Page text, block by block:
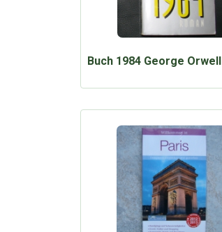
Buch 1984 George Orwell